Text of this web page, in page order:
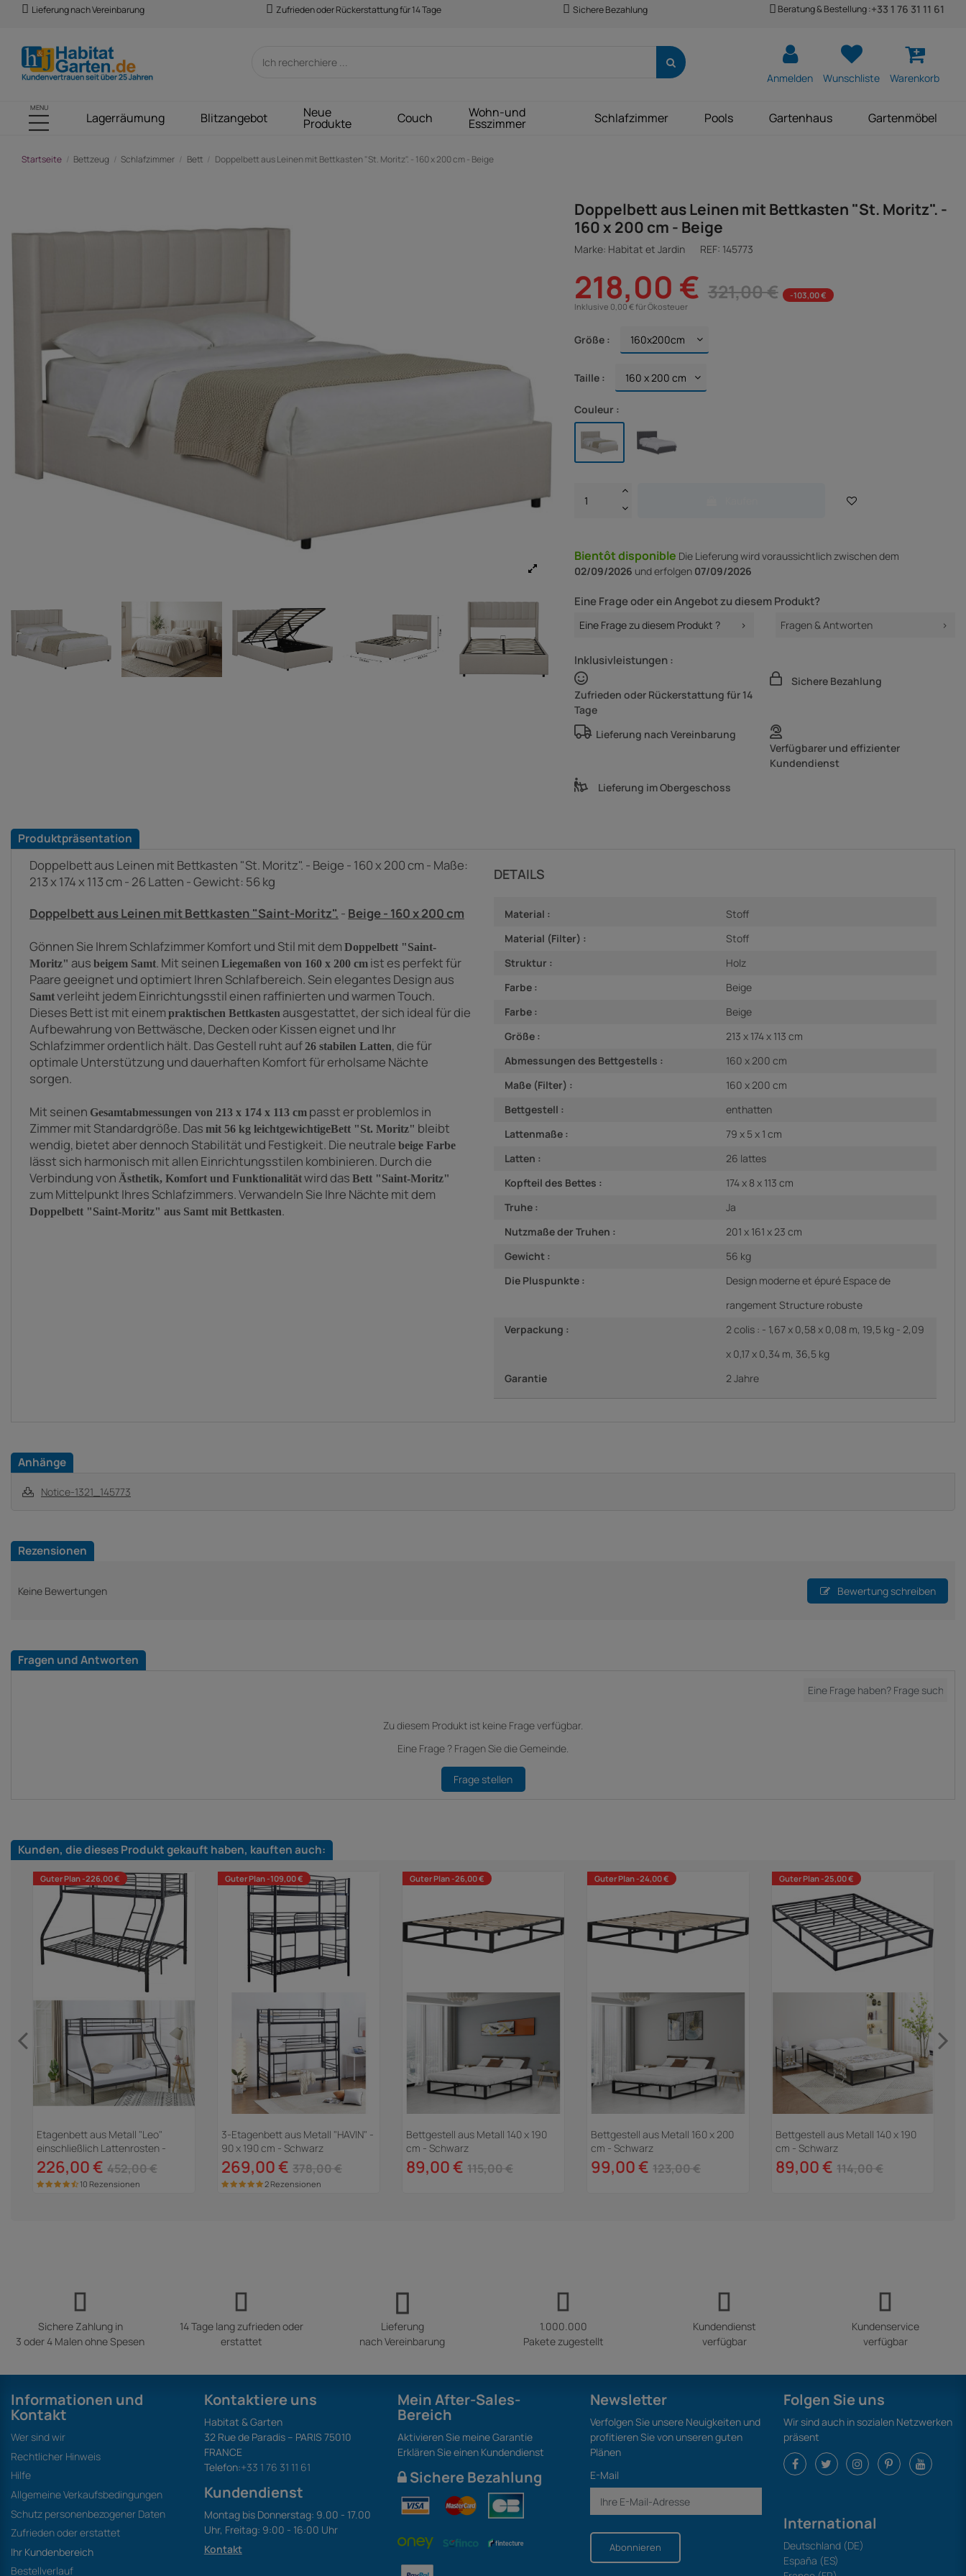
Lieferung nach Vereinbarung Zufrieden oder Rückerstattung für 14 Tage Sichere Bezahlung Beratung & Bestellung :+33 1 76 31 11 61
Anmelden Wunschliste Warenkorb
MENU
Lagerräumung Blitzangebot Neue
Produkte Couch Wohn-und
Esszimmer Schlafzimmer Pools Gartenhaus Gartenmöbel
Startseite Bettzeug Schlafzimmer Bett Doppelbett aus Leinen mit Bettkasten "St. Moritz". - 160 x 200 cm - Beige
Doppelbett aus Leinen mit Bettkasten "St. Moritz". -
160 x 200 cm - Beige
Marke: Habitat et Jardin REF: 145773
218,00 € 321,00 €
-103,00 €
Inklusive 0,00 € für Ökosteuer
Größe :
Taille :
Couleur :
Bientôt disponible Die Lieferungwird voraussichtlich zwischen dem
02/09/2026 und erfolgen 07/09/2026
Eine Frage oder ein Angebot zu diesem Produkt?
Eine Frage zu diesem Produkt ? Fragen & Antworten
Inklusivleistungen :
Zufrieden oder Rückerstattung für 14
Tage
Sichere Bezahlung
Lieferung nach Vereinbarung
Verfügbarer und effizienter
Kundendienst
Lieferung im Obergeschoss
Produktpräsentation
Doppelbett aus Leinen mit Bettkasten "St. Moritz". - Beige - 160 x 200 cm - Maße:
213 x 174 x 113 cm - 26 Latten - Gewicht: 56 kg
Doppelbett aus Leinen mit Bettkasten "Saint-Moritz". - Beige - 160 x 200 cm
Gönnen Sie Ihrem Schlafzimmer Komfort und Stil mit dem Doppelbett "Saint-
Moritz" aus beigem Samt. Mit seinen Liegemaßen von 160 x 200 cm ist es perfekt für
Paare geeignet und optimiert Ihren Schlafbereich. Sein elegantes Design aus
Samtverleiht jedem Einrichtungsstil einen raffinierten und warmen Touch.
Dieses Bett ist mit einem praktischen Bettkasten ausgestattet, dersich ideal für die
Aufbewahrung von Bettwäsche, Decken oder Kissen eignet und Ihr
Schlafzimmer ordentlich hält. Das Gestell ruht auf 26 stabilen Latten, die für
optimale Unterstützung und dauerhaften Komfort für erholsame Nächte
sorgen.
Mit seinen Gesamtabmessungen von 213 x 174 x 113 cm passt er problemlos in
Zimmer mit Standardgröße. Das mit 56 kg leichtgewichtigeBett "St. Moritz" bleibt
wendig, bietet aber dennoch Stabilität und Festigkeit. Die neutrale beige Farbe
lässt sich harmonisch mit allen Einrichtungsstilen kombinieren. Durch die
Verbindung von Ästhetik, Komfort und Funktionalitätwirddas Bett "Saint-Moritz"
zum Mittelpunkt Ihres Schlafzimmers. Verwandeln Sie Ihre Nächte mit dem
Doppelbett "Saint-Moritz" aus Samt mit Bettkasten.
DETAILS
Material :
Stoff
Material (Filter) :
Stoff
Struktur :
Holz
Farbe :
Beige
Farbe :
Beige
Größe :
213 x 174 x 113 cm
Abmessungen des Bettgestells :
160 x 200 cm
Maße (Filter) :
160 x 200 cm
Bettgestell :
enthatten
Lattenmaße :
79 x 5 x 1 cm
Latten :
26 lattes
Kopfteil des Bettes :
174 x 8 x 113 cm
Truhe :
Ja
Nutzmaße der Truhen :
201 x 161 x 23 cm
Gewicht :
56 kg
Die Pluspunkte :
Design moderne et épuré Espace de
rangement Structure robuste
Verpackung :
2 colis : - 1,67 x 0,58 x 0,08 m, 19,5 kg - 2,09
x 0,17 x 0,34 m, 36,5 kg
Garantie
2 Jahre
Anhänge
Notice-1321_145773
Rezensionen
Keine Bewertungen Bewertung schreiben
Fragen und Antworten
Zu diesem Produkt ist keine Frage verfügbar.
Eine Frage ? Fragen Sie die Gemeinde.
Frage stellen
Kunden, die dieses Produkt gekauft haben, kauften auch:
Guter Plan -226,00 €
Etagenbett aus Metall "Leo"
einschließlich Lattenrosten -
90/140 x 190 cm - Schwarz
226,00 € 452,00 €
10 Rezensionen
Guter Plan -109,00 €
3-Etagenbett aus Metall "HAVIN" -
90 x 190 cm - Schwarz
269,00 € 378,00 €
2 Rezensionen
Guter Plan -26,00 €
Bettgestell aus Metall 140 x 190
cm - Schwarz
89,00 € 115,00 €
Guter Plan -24,00 €
Bettgestell aus Metall 160 x 200
cm - Schwarz
99,00 € 123,00 €
Guter Plan -25,00 €
Bettgestell aus Metall 140 x 190
cm - Schwarz
89,00 € 114,00 €
Sichere Zahlung in
3 oder 4 Malen ohne Spesen
14 Tage lang zufrieden oder
erstattet
Lieferung
nach Vereinbarung
1.000.000
Pakete zugestellt
Kundendienst
verfügbar
Kundenservice
verfügbar
Informationen und
Kontakt
Wer sind wir
Rechtlicher Hinweis
Hilfe
Allgemeine Verkaufsbedingungen
Schutz personenbezogener Daten
Zufrieden oder erstattet
Ihr Kundenbereich
Bestellverlauf
Kontaktiere uns
Habitat & Garten
32 Rue de Paradis – PARIS 75010
FRANCE
Telefon:+33 1 76 31 11 61
Kundendienst
Montag bis Donnerstag: 9.00 - 17.00
Uhr, Freitag: 9:00 - 16:00 Uhr
Kontakt
Mein After-Sales-
Bereich
Aktivieren Sie meine Garantie
Erklären Sie einen Kundendienst
Sichere Bezahlung
Newsletter
Verfolgen Sie unsere Neuigkeiten und
profitieren Sie von unseren guten
Plänen
E-Mail
Abonnieren
Folgen Sie uns
Wir sind auch in sozialen Netzwerken
präsent
International
Deutschland (DE)
España (ES)